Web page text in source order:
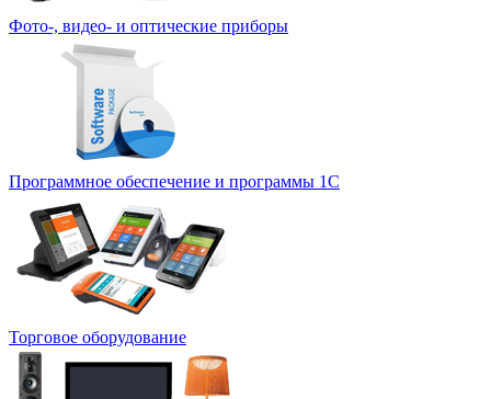
Фото-, видео- и оптические приборы
Программное обеспечение и программы 1С
Торговое оборудование